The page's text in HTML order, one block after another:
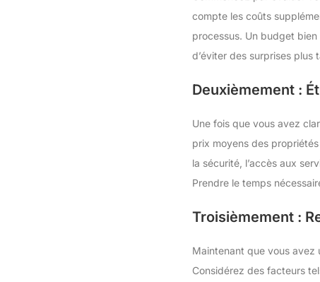
compte les coûts
processus. Un budget
d’éviter des surprises plus
Deuxièmement :
Une fois que vous avez
prix moyens des
la sécurité, l’accès aux
Prendre le temps
Troisièmement :
Maintenant que vous avez
Considérez des facteurs